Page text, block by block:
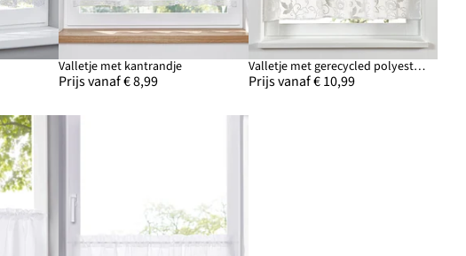
Valletje met kantrandje
Prijs vanaf € 8,99
Valletje met gerecycled polyester en borduursels
Prijs vanaf € 10,99